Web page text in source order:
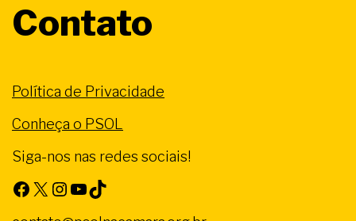
Contato
Política de Privacidade
Conheça o PSOL
Siga-nos nas redes sociais!
Facebook X Instagram Youtube TikTok